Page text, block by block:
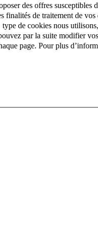
des offres susceptibles
finalités de traitement de
type de cookies nous
par la suite modifier
page. Pour plus